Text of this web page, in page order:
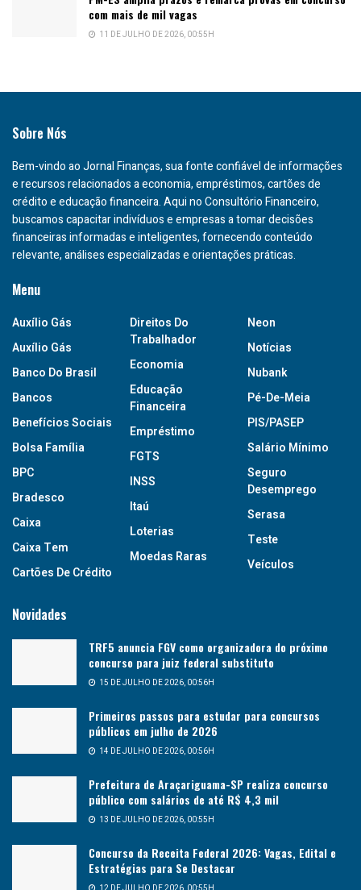
com mais de mil vagas
11 DE JULHO DE 2026, 00:55H
Sobre Nós
Bem-vindo ao Jornal Finanças, sua fonte confiável de informações
e recursos relacionados a economia, empréstimos, cartões de
crédito e educação financeira. Aqui no Consultório Financeiro,
buscamos capacitar indivíduos e empresas a tomar decisões
financeiras informadas e inteligentes, fornecendo conteúdo
relevante, análises especializadas e orientações práticas.
Menu
Auxílio Gás
Auxílio Gás
Banco Do Brasil
Bancos
Benefícios Sociais
Bolsa Família
BPC
Bradesco
Caixa
Caixa Tem
Cartões De Crédito
Direitos Do
Trabalhador
Economia
Educação
Financeira
Empréstimo
FGTS
INSS
Itaú
Loterias
Moedas Raras
Neon
Notícias
Nubank
Pé-De-Meia
PIS/PASEP
Salário Mínimo
Seguro
Desemprego
Serasa
Teste
Veículos
Novidades
TRF5 anuncia FGV como organizadora do próximo
concurso para juiz federal substituto
15 DE JULHO DE 2026, 00:56H
Primeiros passos para estudar para concursos
públicos em julho de 2026
14 DE JULHO DE 2026, 00:56H
Prefeitura de Araçariguama-SP realiza concurso
público com salários de até R$ 4,3 mil
13 DE JULHO DE 2026, 00:55H
Concurso da Receita Federal 2026: Vagas, Edital e
Estratégias para Se Destacar